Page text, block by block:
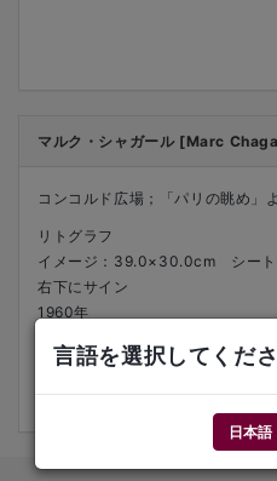
マルク・シャガール [Marc
コンコルド広場；「パリの眺め」
リトグラフ
イメージ：39.0×30.0cm シー
右下にサイン
1960年
額装
言語を選択してく
日本語